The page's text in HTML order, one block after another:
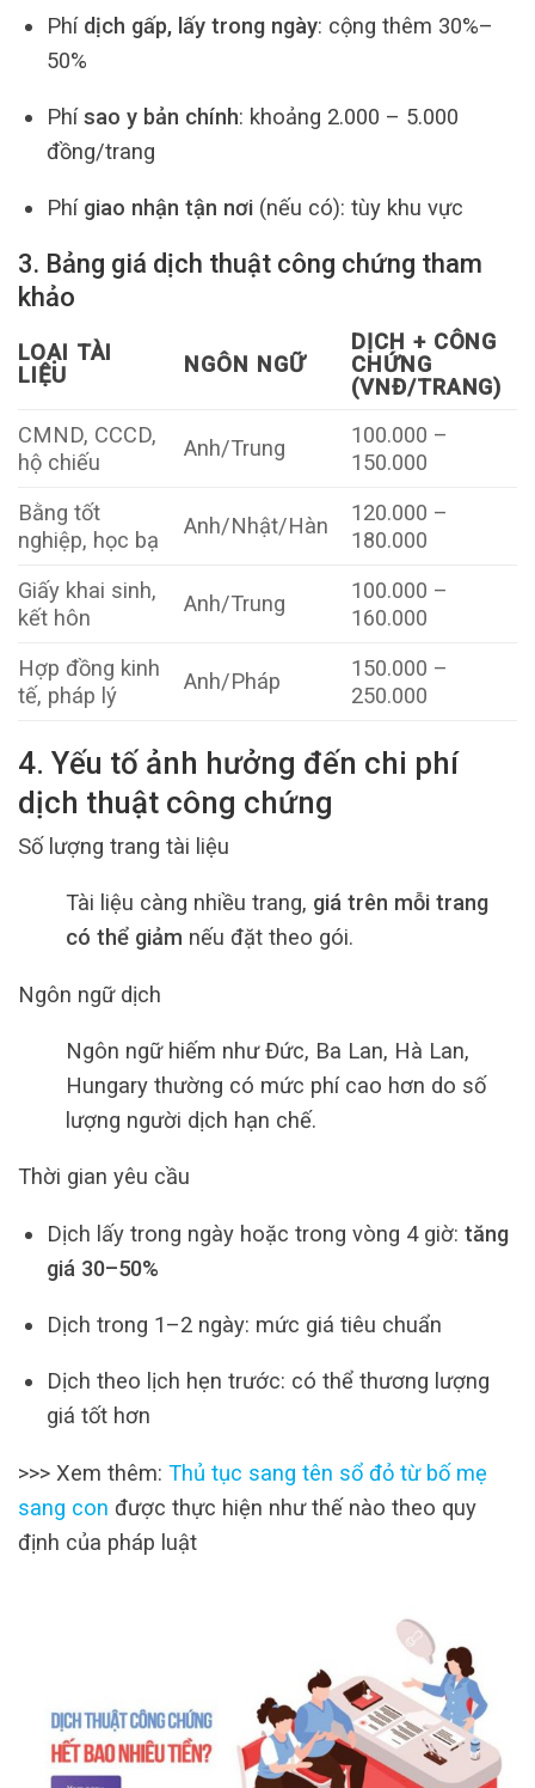
Phí dịch gấp, lấy trong ngày: cộng thêm 30%–
50%
Phísao y bản chính: khoảng 2.000 – 5.000
đồng/trang
Phí giao nhận tận nơi(nếu có): tùy khu vực
3. Bảng giá dịch thuật công chứng tham
khảo
LOẠI TÀI
LIỆU
NGÔN NGỮ
DỊCH + CÔNG
CHỨNG
(VNĐ/TRANG)
CMND, CCCD,
hộ chiếu
Anh/Trung
100.000 –
150.000
Bằng tốt
nghiệp, học bạ
Anh/Nhật/Hàn
120.000 –
180.000
Giấy khai sinh,
kết hôn
Anh/Trung
100.000 –
160.000
Hợp đồng kinh
tế, pháp lý
Anh/Pháp
150.000 –
250.000
4. Yếu tố ảnh hưởng đến chi phí
dịch thuật công chứng
Số lượng trang tài liệu
Tài liệu càng nhiều trang, giá trên mỗi trang
có thể giảm nếu đặt theo gói.
Ngôn ngữ dịch
Ngôn ngữ hiếm như Đức, Ba Lan, Hà Lan,
Hungary thường có mức phí cao hơn do số
lượng người dịch hạn chế.
Thời gian yêu cầu
Dịch lấy trong ngày hoặc trong vòng 4 giờ: tăng
giá 30–50%
Dịch trong 1–2 ngày: mức giá tiêu chuẩn
Dịch theo lịch hẹn trước: có thể thương lượng
giá tốt hơn
>>> Xem thêm: Thủ tục sang tên sổ đỏ từ bố mẹ
sang con được thực hiện như thế nào theo quy
định của pháp luật